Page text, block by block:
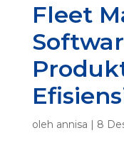
Fleet
oleh annisa | 8